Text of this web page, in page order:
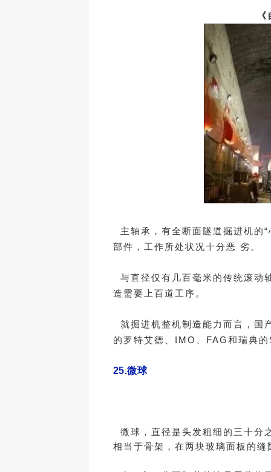
主轴承，有全断面隧道掘进机的
部件，工作所处状况十分恶 劣。
与直径仅有几百毫米的传统滚动
造需要上百道工序。
就掘进机整机制造能力而言，国
的罗特艾德、IMO、FAG和瑞典
25.微球
微球，直径是头发粗细的三十分
相当于骨架，在两块玻璃面板的缝